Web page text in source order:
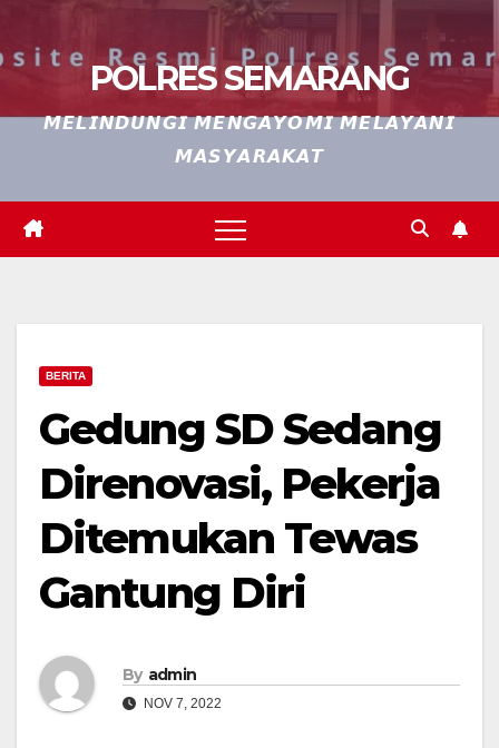
POLRES SEMARANG
𝙈𝙀𝙇𝙄𝙉𝘿𝙐𝙉𝙂𝙄 𝙈𝙀𝙉𝙂𝘼𝙔𝙊𝙈𝙄 𝙈𝙀𝙇𝘼𝙔𝘼𝙉𝙄
𝙈𝘼𝙎𝙔𝘼𝙍𝘼𝙆𝘼𝙏
BERITA
Gedung SD Sedang
Direnovasi, Pekerja
Ditemukan Tewas
Gantung Diri
By admin
NOV 7, 2022